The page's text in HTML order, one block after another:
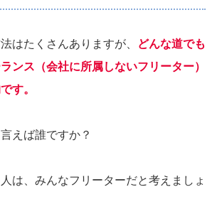
はたくさんありますが、
どんな道でも
ンス（会社に所属しないフリーター）
す。
えば誰ですか？
は、みんなフリーターだと考えましょ